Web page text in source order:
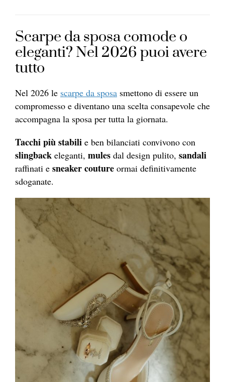
Scarpe da sposa comode o
eleganti? Nel 2026 puoi avere
tutto
Nel 2026 le scarpe da sposa smettono di essere un
compromesso e diventano una scelta consapevole che
accompagna la sposa per tutta la giornata.
Tacchi più stabili e ben bilanciati convivono con
slingback eleganti, mules dal design pulito, sandali
raffinati e sneaker couture ormai definitivamente
sdoganate.